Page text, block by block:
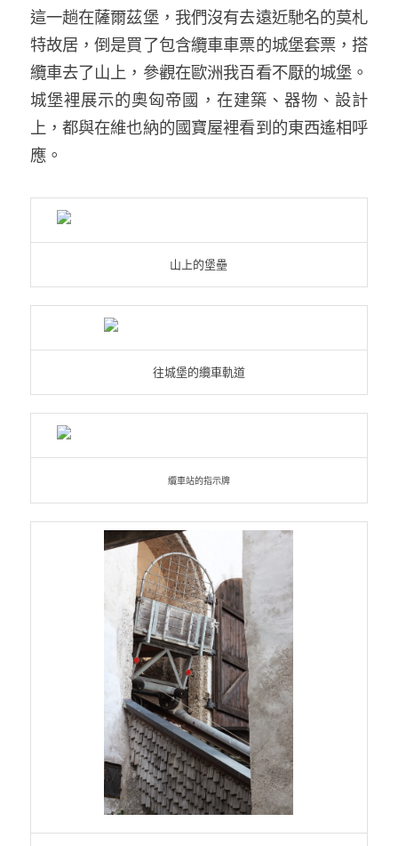
這一趟在薩爾茲堡，我們沒有去遠近馳名的莫札
特故居，倒是買了包含纜車車票的城堡套票，搭
纜車去了山上，參觀在歐洲我百看不厭的城堡。
城堡裡展示的奧匈帝國，在建築、器物、設計
上，都與在維也納的國寶屋裡看到的東西遙相呼
應。
山上的堡壘
往城堡的纜車軌道
纜車站的指示牌